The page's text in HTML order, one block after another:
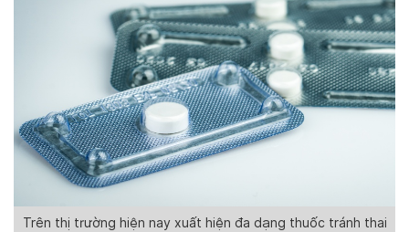
Trên thị trường hiện nay xuất hiện đa dạng thuốc tránh thai